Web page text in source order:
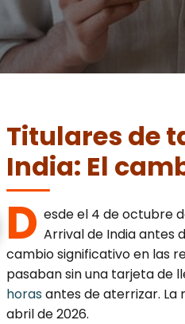
Titulares de
India: El
D esde el 4 de octubre
Arrival de India antes
cambio significativo en las
pasaban sin una tarjeta de
horasantes de aterrizar. La
abril de 2026.